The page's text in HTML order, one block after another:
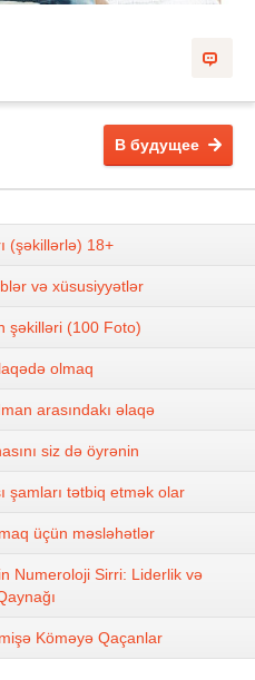
В будущее
(şəkillərlə) 18+
və xüsusiyyətlər
şəkilləri (100 Foto)
olmaq
arasındakı əlaqə
siz də öyrənin
şamları tətbiq etmək olar
üçün məsləhətlər
Numeroloji Sirri: Liderlik və
Köməyə Qaçanlar